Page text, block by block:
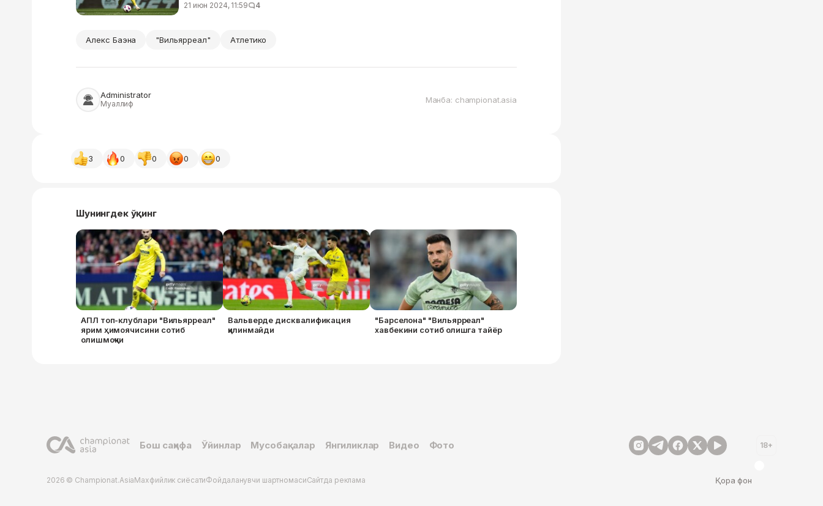
21 июн 2024, 11:59 4
Алекс Баэна "Вильярреал" Атлетико
Administrator
Муаллиф Манба: championat.asia
3 0 0 0 0
Шунингдек ўқинг
АПЛ топ-клублари "Вильярреал"
ярим ҳимоячисини сотиб
олишмоқчи
Вальверде дисквалификация
қилинмайди
"Барселона" "Вильярреал"
хавбекини сотиб олишга тайёр
Бош саҳифа Ўйинлар Мусобақалар Янгиликлар Видео Фото 18+
2026 © Championat.AsiaМахфийлик сиёсатиФойдаланувчи шартномасиСайтда реклама Қора фон